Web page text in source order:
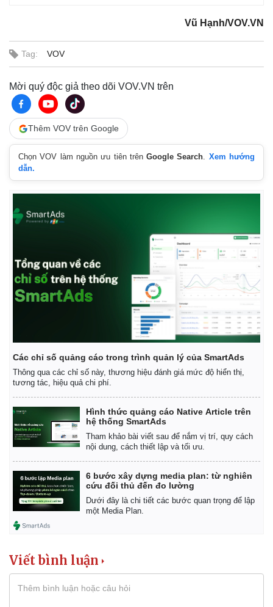
Bóng đá
Hậu trường
Tư vấn
Vũ Hạnh/VOV.VN
Tag: VOV
Mời quý độc giả theo dõi VOV.VN trên
Thêm VOV trên Google
Chọn VOV làm nguồn ưu tiên trênGoogle Search. Xem hướng
dẫn.
Các chỉ số quảng cáo trong trình quản lý của SmartAds
Thông qua các chỉ số này, thương hiệu đánh giá mức độ hiển thị,
tương tác, hiệu quả chi phí.
Hình thức quảng cáo Native Article trên
hệ thống SmartAds
Tham khảo bài viết sau để nắm vị trí, quy cách
nội dung, cách thiết lập và tối ưu.
6 bước xây dựng media plan: từ nghiên
cứu đối thủ đến đo lường
Dưới đây là chi tiết các bước quan trọng để lập
một Media Plan.
Viết bình luận